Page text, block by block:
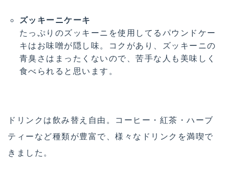
ズッキーニケーキ
たっぷりのズッキーニを使用してるパウンドケー
キはお味噌が隠し味。コクがあり、ズッキーニの
青臭さはまったくないので、苦手な人も美味しく
食べられると思います。
ドリンクは飲み替え自由。コーヒー・紅茶・ハーブ
ティーなど種類が豊富で、様々なドリンクを満喫で
きました。